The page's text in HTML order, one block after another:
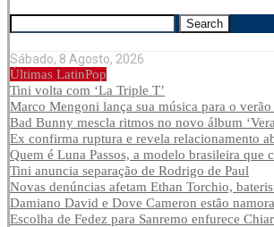
Search
Sábado, 8 Agosto, 2026
Últimas LatinPop
Tini volta com ‘La Triple T’
Marco Mengoni lança sua música para o verão
Bad Bunny mescla ritmos no novo álbum
Ex confirma ruptura e revela relacionamento
Quem é Luna Passos, a modelo brasileira que
Tini anuncia separação de Rodrigo de Paul
Novas denúncias afetam Ethan Torchio,
Damiano David e Dove Cameron estão
Escolha de Fedez para Sanremo enfurece